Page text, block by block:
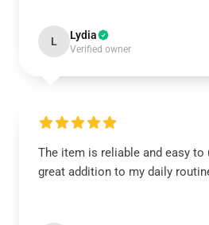
L Lydia
Verified owner
The item is reliable and easy to
great addition to my daily